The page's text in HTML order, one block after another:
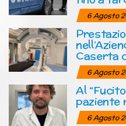
6 Agosto
Caserta
6 Agosto
Al
paziente
6 Agosto